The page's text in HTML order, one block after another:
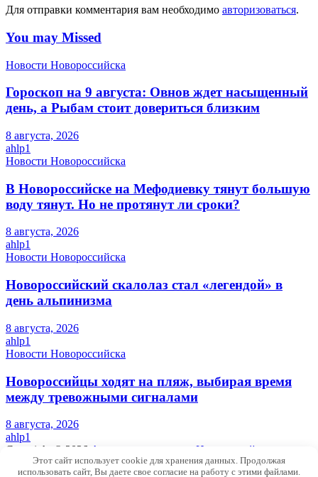
Для отправки комментария вам необходимо авторизоваться.
You may Missed
Новости Новороссийска
Гороскоп на 9 августа: Овнов ждет насыщенный
день, а Рыбам стоит довериться близким
8 августа, 2026
ahlp1
Новости Новороссийска
В Новороссийске на Мефодиевку тянут большую
воду тянут. Но не протянут ли сроки?
8 августа, 2026
ahlp1
Новости Новороссийска
Новороссийский скалолаз стал «легендой» в
день альпинизма
8 августа, 2026
ahlp1
Новости Новороссийска
Новороссийцы ходят на пляж, выбирая время
между тревожными сигналами
8 августа, 2026
ahlp1
Copyright © 2026 Актуальные новости Новороссийска и
Краснодарского края
Этот сайт использует cookie для хранения данных. Продолжая
использовать сайт, Вы даете свое согласие на работу с этими файлами.